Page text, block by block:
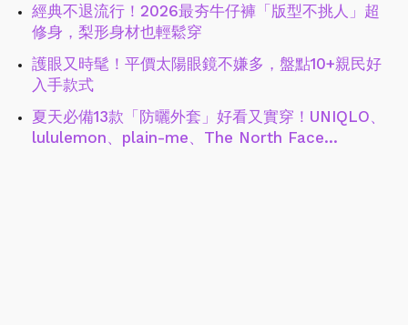
經典不退流行！2026最夯牛仔褲「版型不挑人」超
修身，梨形身材也輕鬆穿
護眼又時髦！平價太陽眼鏡不嫌多，盤點10+親民好
入手款式
夏天必備13款「防曬外套」好看又實穿！UNIQLO、
lululemon、plain-me、The North Face…